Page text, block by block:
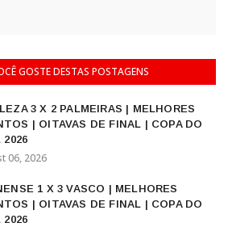
GOSTE DESTAS POSTAGENS
3 X 2 PALMEIRAS | MELHORES
| OITAVAS DE FINAL | COPA DO
2026
06, 2026
1 X 3 VASCO | MELHORES
| OITAVAS DE FINAL | COPA DO
2026